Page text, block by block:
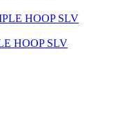
HOOP SLV